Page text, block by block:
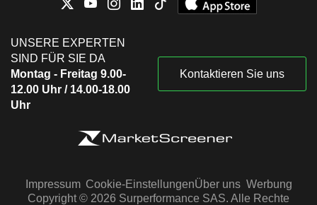
UNSERE EXPERTEN
SIND FÜR SIE DA
Montag - Freitag 9.00-
12.00 Uhr / 14.00-18.00
Uhr
Kontaktieren Sie uns
Impressum Cookie-EinstellungenÜber uns Werbung
Copyright © 2026 Surperformance SAS. Alle Rechte